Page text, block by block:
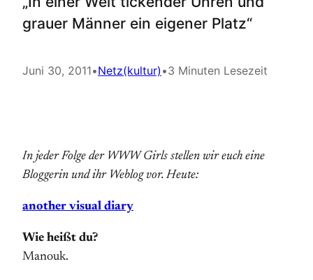
grauer Männer ein eigener Platz“
Juni 30, 2011•Netz(kultur) •3 Minuten Lesezeit
In jeder Folge der WWW Girls stellen wir euch eine
Bloggerin und ihr Weblog vor. Heute:
another visual diary
Wie heißt du?
Manouk.